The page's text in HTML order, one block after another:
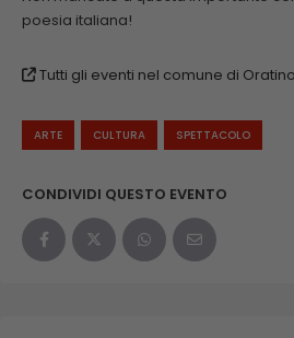
poesia italiana!
Tutti gli eventi nel comune di Oratino
ARTE CULTURA SPETTACOLO
CONDIVIDI QUESTO EVENTO